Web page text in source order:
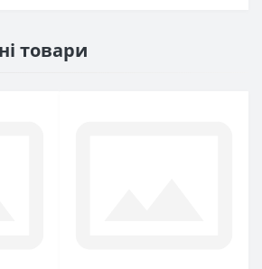
товари